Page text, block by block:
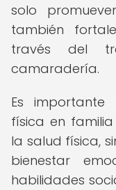
solo
también
través del
camaradería.
Es
física en
la salud física,
bienestar
habilidades